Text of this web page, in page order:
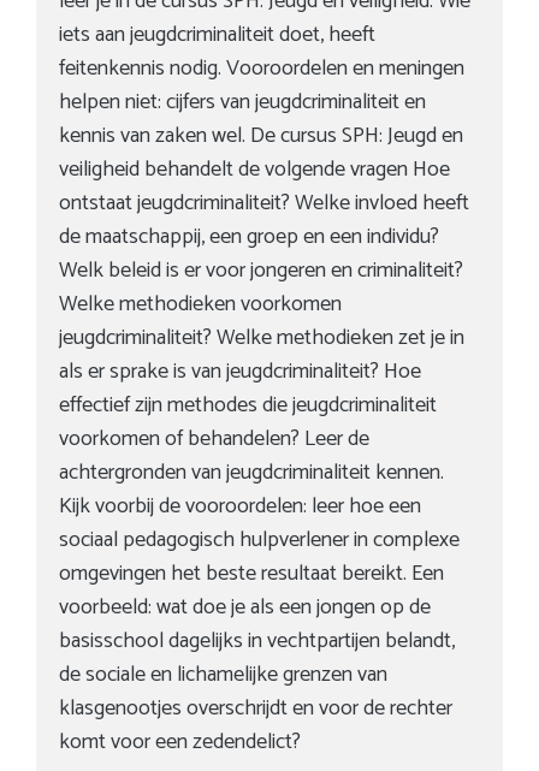
iets aan jeugdcriminaliteit doet, heeft
feitenkennis nodig. Vooroordelen en meningen
helpen niet: cijfers van jeugdcriminaliteit en
kennis van zaken wel. De cursus SPH: Jeugd en
veiligheid behandelt de volgende vragen Hoe
ontstaat jeugdcriminaliteit? Welke invloed heeft
de maatschappij, een groep en een individu?
Welk beleid is er voor jongeren en criminaliteit?
Welke methodieken voorkomen
jeugdcriminaliteit? Welke methodieken zet je in
als er sprake is van jeugdcriminaliteit? Hoe
effectief zijn methodes die jeugdcriminaliteit
voorkomen of behandelen? Leer de
achtergronden van jeugdcriminaliteit kennen.
Kijk voorbij de vooroordelen: leer hoe een
sociaal pedagogisch hulpverlener in complexe
omgevingen het beste resultaat bereikt. Een
voorbeeld: wat doe je als een jongen op de
basisschool dagelijks in vechtpartijen belandt,
de sociale en lichamelijke grenzen van
klasgenootjes overschrijdt en voor de rechter
komt voor een zedendelict?